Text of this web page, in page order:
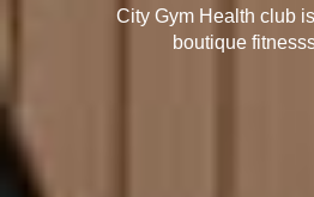
City Gym Health club
boutique